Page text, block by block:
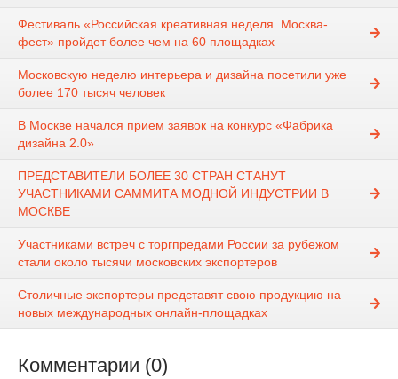
Фестиваль «Российская креативная неделя. Москва-
фест» пройдет более чем на 60 площадках
Московскую неделю интерьера и дизайна посетили уже
более 170 тысяч человек
В Москве начался прием заявок на конкурс «Фабрика
дизайна 2.0»
ПРЕДСТАВИТЕЛИ БОЛЕЕ 30 СТРАН СТАНУТ
УЧАСТНИКАМИ САММИТА МОДНОЙ ИНДУСТРИИ В
МОСКВЕ
Участниками встреч с торгпредами России за рубежом
стали около тысячи московских экспортеров
Столичные экспортеры представят свою продукцию на
новых международных онлайн-площадках
Комментарии (0)